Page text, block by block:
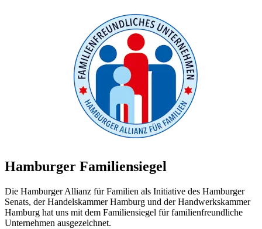
Hamburger Familiensiegel
Die Hamburger Allianz für Familien als Initiative des Hamburger
Senats, der Handelskammer Hamburg und der Handwerkskammer
Hamburg hat uns mit dem Familiensiegel für familienfreundliche
Unternehmen ausgezeichnet.